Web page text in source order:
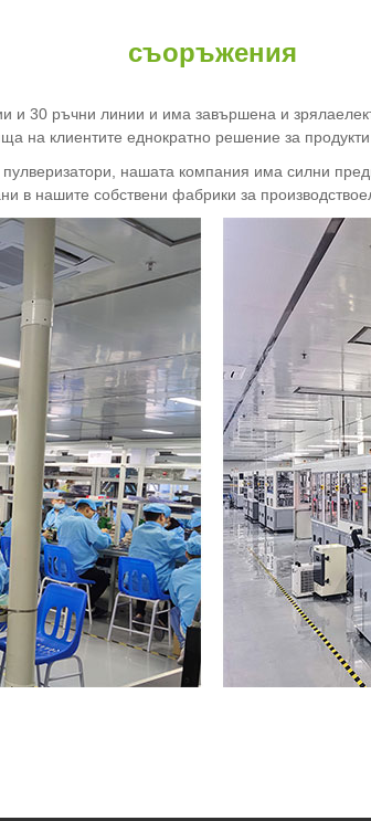
съоръжения
и 30 ръчни линии и има завършена и зряла
на клиентите еднократно решение за продукти
нашата компания има силни
в нашите собствени фабрики за производство